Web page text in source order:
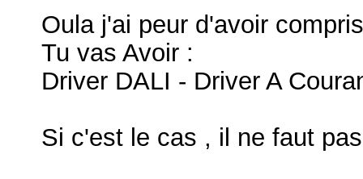
Oula j'ai peur d'avoir
Tu vas Avoir :
Driver DALI - Driver A
Si c'est le cas , il ne faut